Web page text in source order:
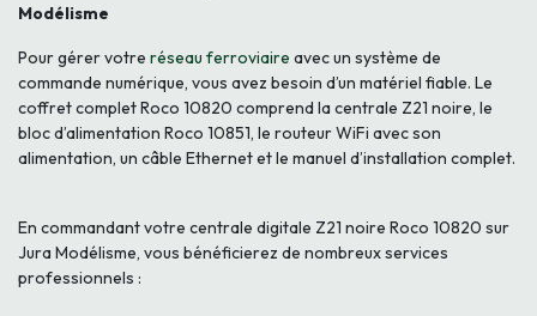
Modélisme
Pour gérer votre réseau ferroviaire avec un système de
commande numérique, vous avez besoin d’un matériel fiable. Le
coffret complet Roco 10820 comprend la centrale Z21 noire, le
bloc d’alimentation Roco 10851, le routeur WiFi avec son
alimentation, un câble Ethernet et le manuel d’installation complet.
En commandant votre centrale digitale Z21 noire Roco 10820 sur
Jura Modélisme, vous bénéficierez de nombreux services
professionnels :